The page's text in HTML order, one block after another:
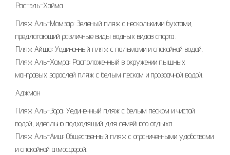
Рас-эль-Хайма
Пляж Аль-Мамзар: Зеленый пляж с несколькими бухтами,
предлагающий различные виды водных видов спорта.
Пляж Айша: Уединенный пляж с пальмами и спокойной водой.
Пляж Аль-Хамра: Расположенный в окружении пышных
мангровых зарослей пляж с белым песком и прозрачной водой.
Аджман
Пляж Аль-Зора: Уединенный пляж с белым песком и чистой
водой, идеально подходящий для семейного отдыха.
Пляж Аль-Аиш: Общественный пляж с ограниченными удобствами
и спокойной атмосферой.